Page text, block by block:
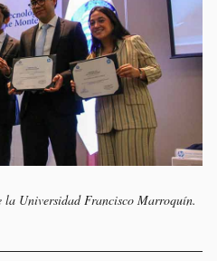
la Universidad Francisco Marroquín.